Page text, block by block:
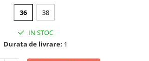
36 38
IN STOC
Durata de livrare: 1